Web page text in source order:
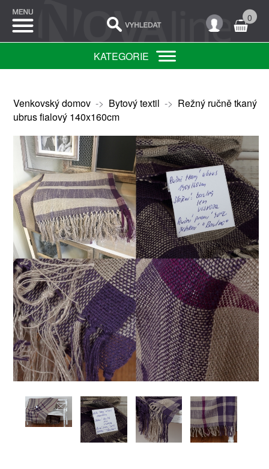
0
KATEGORIE
Venkovský domov-> Bytový textil -> Režný ručně tkaný
ubrus fialový 140x160cm